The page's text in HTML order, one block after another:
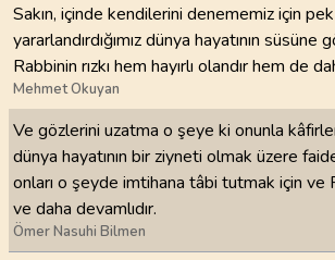
Sakın, içinde kendilerini denememiz için
yararlandırdığımız dünya hayatının süsüne
Rabbinin rızkı hem hayırlı olandır hem de
Mehmet Okuyan
Ve gözlerini uzatma o şeye ki onunla
dünya hayatının bir ziyneti olmak üzere
onları o şeyde imtihana tâbi tutmak için ve
ve daha devamlıdır.
Ömer Nasuhi Bilmen